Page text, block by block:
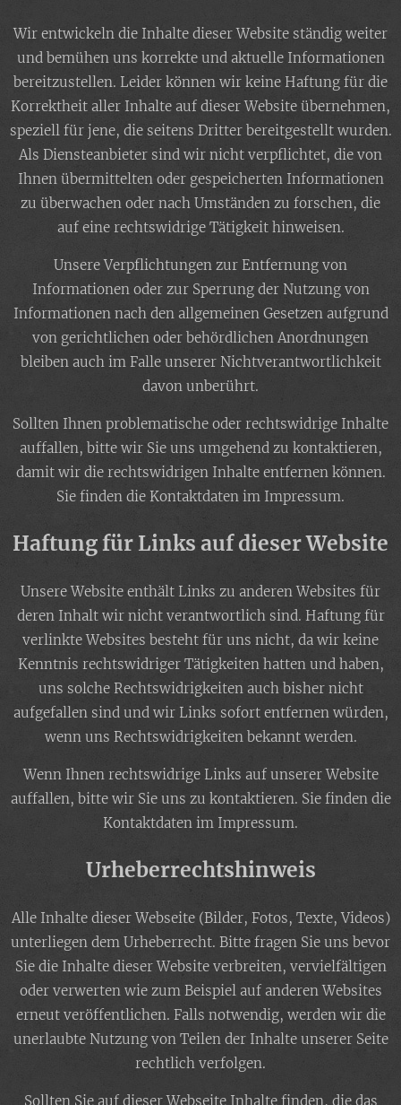
Wir entwickeln die Inhalte dieser Website ständig weiter
und bemühen uns korrekte und aktuelle Informationen
bereitzustellen. Leider können wir keine Haftung für die
Korrektheit aller Inhalte auf dieser Website übernehmen,
speziell für jene, die seitens Dritter bereitgestellt wurden.
Als Diensteanbieter sind wir nicht verpflichtet, die von
Ihnen übermittelten oder gespeicherten Informationen
zu überwachen oder nach Umständen zu forschen, die
auf eine rechtswidrige Tätigkeit hinweisen.
Unsere Verpflichtungen zur Entfernung von
Informationen oder zur Sperrung der Nutzung von
Informationen nach den allgemeinen Gesetzen aufgrund
von gerichtlichen oder behördlichen Anordnungen
bleiben auch im Falle unserer Nichtverantwortlichkeit
davon unberührt.
Sollten Ihnen problematische oder rechtswidrige Inhalte
auffallen, bitte wir Sie uns umgehend zu kontaktieren,
damit wir die rechtswidrigen Inhalte entfernen können.
Sie finden die Kontaktdaten im Impressum.
Haftung für Links auf dieser Website
Unsere Website enthält Links zu anderen Websites für
deren Inhalt wir nicht verantwortlich sind. Haftung für
verlinkte Websites besteht für uns nicht, da wir keine
Kenntnis rechtswidriger Tätigkeiten hatten und haben,
uns solche Rechtswidrigkeiten auch bisher nicht
aufgefallen sind und wir Links sofort entfernen würden,
wenn uns Rechtswidrigkeiten bekannt werden.
Wenn Ihnen rechtswidrige Links auf unserer Website
auffallen, bitte wir Sie uns zu kontaktieren. Sie finden die
Kontaktdaten im Impressum.
Urheberrechtshinweis
Alle Inhalte dieser Webseite (Bilder, Fotos, Texte, Videos)
unterliegen dem Urheberrecht. Bitte fragen Sie uns bevor
Sie die Inhalte dieser Website verbreiten, vervielfältigen
oder verwerten wie zum Beispiel auf anderen Websites
erneut veröffentlichen. Falls notwendig, werden wir die
unerlaubte Nutzung von Teilen der Inhalte unserer Seite
rechtlich verfolgen.
Sollten Sie auf dieser Webseite Inhalte finden, die das